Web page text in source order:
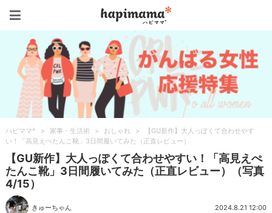
ハピママ* > 家事・生活術 > おしゃれ >
【GU新作】大人っぽくて合わせやす
い！「高見えぺたんこ靴」3日間履いてみた（正直レビュー）
【GU新作】大人っぽくて合わせやすい！「高見えぺ
たんこ靴」3日間履いてみた（正直レビュー）（写真
4/15）
きゅーちゃん 2024.8.21 12:00